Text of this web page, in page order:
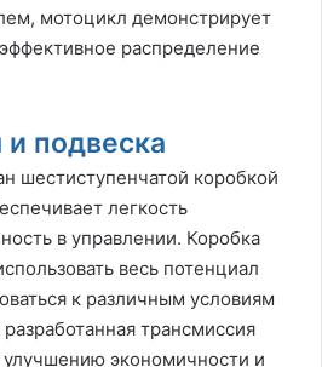
мотоцикл демонстрирует
распределение
подвеска
шестиступенчатой коробкой
легкость
в управлении. Коробка
весь потенциал
к различным условиям
трансмиссия
улучшению экономичности и